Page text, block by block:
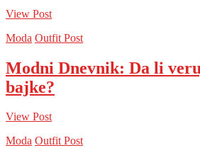
View Post
Moda Outfit Post
Modni Dnevnik: Da li
bajke?
View Post
Moda Outfit Post